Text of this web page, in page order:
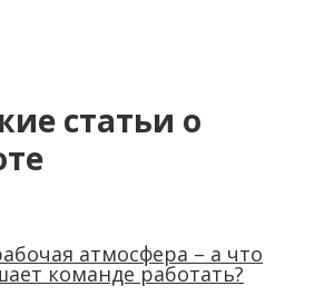
статьи о
атмосфера – а что
команде работать?